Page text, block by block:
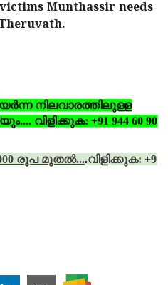
Munthassir needs
നിലവാരത്തിലുള്ള
വിളിക്കുക: +91 944 60 90
രൂപ മുതല്‍....വിളിക്കുക: +91